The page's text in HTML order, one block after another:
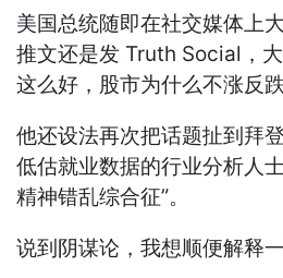
美国总统随即在社交媒体上
推文还是发 Truth Social，
这么好，股市为什么不涨反
他还设法再次把话题扯到拜
低估就业数据的行业分析人
精神错乱综合征”。
说到阴谋论，我想顺便解释一